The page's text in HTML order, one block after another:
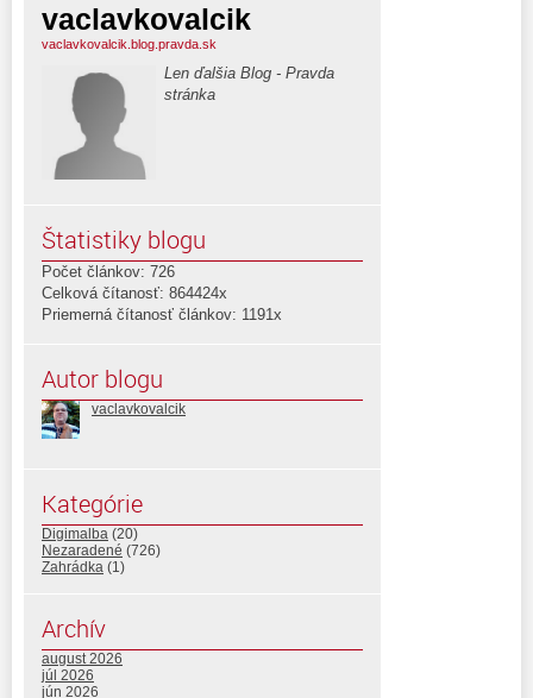
vaclavkovalcik
vaclavkovalcik.blog.pravda.sk
Len ďalšia Blog - Pravda
stránka
Štatistiky blogu
Počet článkov: 726
Celková čítanosť: 864424x
Priemerná čítanosť článkov: 1191x
Autor blogu
vaclavkovalcik
Kategórie
Digimalba (20)
Nezaradené (726)
Zahrádka (1)
Archív
august 2026
júl 2026
jún 2026